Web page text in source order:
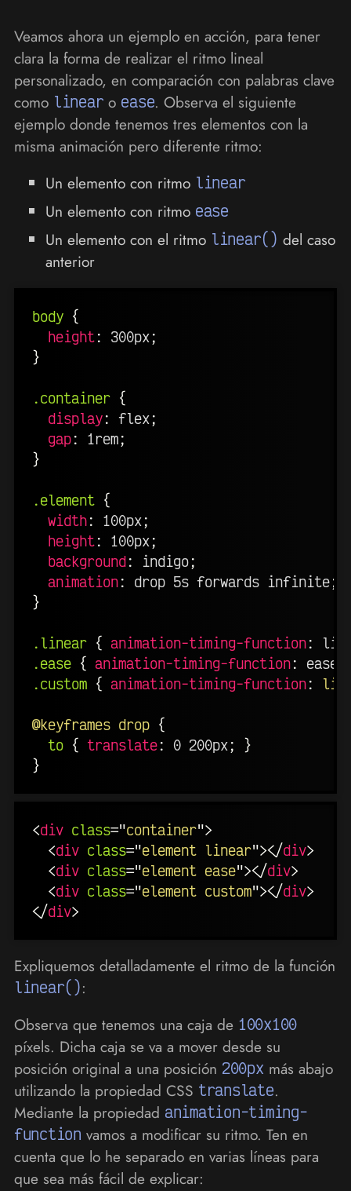
Veamos ahora un ejemplo en acción, para tener
clara la forma de realizar el ritmo lineal
personalizado, en comparación con palabras clave
como linear o ease. Observa el siguiente
ejemplo donde tenemos tres elementos con la
misma animación pero diferente ritmo:
Un elemento con ritmo linear
Un elemento con ritmo ease
Un elemento con el ritmo linear() del caso
anterior
body {
height: 300px;
}
.container {
display: flex;
gap: 1rem;
}
.element {
width: 100px;
height: 100px;
background: indigo;
animation: drop 5s forwards infinite;
}
.linear { animation-timing-function:
.ease { animation-timing-function: ease
.custom { animation-timing-function:
@keyframes drop {
to { translate: 0 200px;
}
}
<div class="container">
<div class="element linear"></div>
<div class="element ease"></div>
<div class="element custom"></div>
</div>
Expliquemos detalladamente el ritmo de la función
linear():
Observa que tenemos una caja de 100x100
píxels. Dicha caja se va a mover desde su
posición original a una posición 200px más abajo
utilizando la propiedad CSS translate.
Mediante la propiedad animation-timing-
function vamos a modificar su ritmo. Ten en
cuenta que lo he separado en varias líneas para
que sea más fácil de explicar: